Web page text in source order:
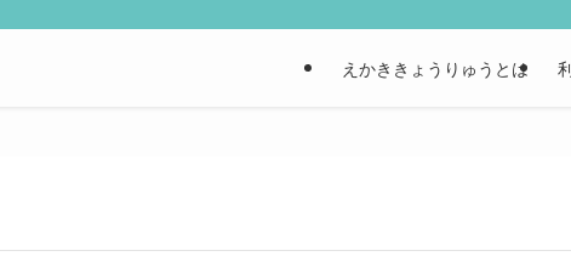
えかききょうりゅうとは